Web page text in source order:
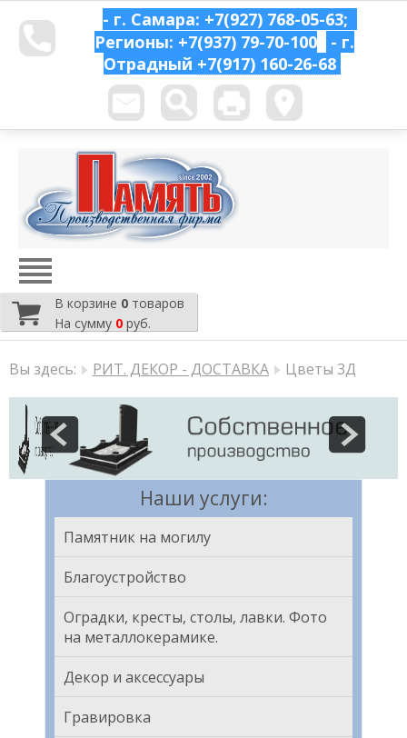
- г. Самара: +7(927) 768-05-63;
Регионы: +7(937) 79-70-100
- г.
Отрадный +7(917) 160-26-68
В корзине 0 товаров
На сумму 0 руб.
Вы здесь: РИТ. ДЕКОР - ДОСТАВКА Цветы 3Д
Наши услуги:
Памятник на могилу
Благоустройство
Оградки, кресты, столы, лавки. Фото
на металлокерамике.
Декор и аксессуары
Гравировка